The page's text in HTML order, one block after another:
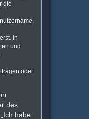
die
In
und
oder
des
habe